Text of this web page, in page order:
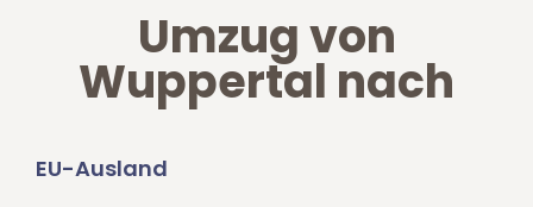
Umzug von
Wuppertal nach
EU-Ausland